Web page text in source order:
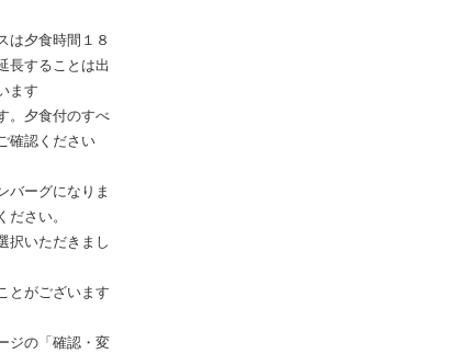
は夕食時間１８
長することは出
ます
。夕食付のすべ
確認ください
バーグになりま
さい。
択いただきまし
とがございます
ジの「確認・変